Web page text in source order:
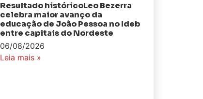
Resultado históricoLeo Bezerra
celebra maior avanço da
educação de João Pessoa no Ideb
entre capitais do Nordeste
06/08/2026
Leia mais »